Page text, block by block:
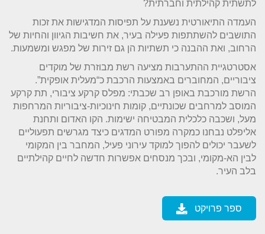
לתשתית קהילתית וחברתית?
העמדה התיאורטית נשענת על תפיסות המדגישות את זכות
התושבים להשתתפות פעילה בעיר, את חשיבות הגיוון והחיות של
הרחוב, ואת ההבנה כי תשתיות הן גם זירות של מפגש ומשמעות.
אסטרטגיית ההתערבות מציעה רשת מבוזרת של מוקדים
ציבוריים, המחוברים באמצעות הרכבת כ“מעלית אופקית”.
הרשת מורכבת באופן רב שכבתי: מפלס קרקע ציבורי, תת קרקע
המוסב למרחבים שכונתיים, קומות חינוכיות-ציבוריות המרחפות
מעל, ושכבה כלכלית המבטיחה ישימות. הקו האדום ותחנת
אליפלט נבחנו כמקרה מפורט המדגים כיצד מגרשים תפעוליים
לשעבר יכולים להפוך למוקד עירוני פעיל, המחבר בין המקומי
לבין הא-מקומי, ובכך מנסחים אפשרות חדשה לחיים קהילתיים
בלב העיר.
ספר פרויקט